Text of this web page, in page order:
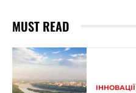
MUST READ
ІННОВАЦІЇ